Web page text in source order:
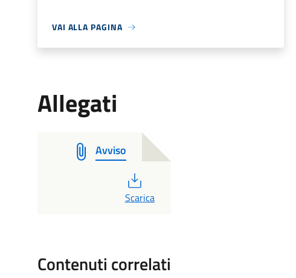
VAI ALLA PAGINA
Allegati
Avviso
PDF
Scarica
Contenuti correlati